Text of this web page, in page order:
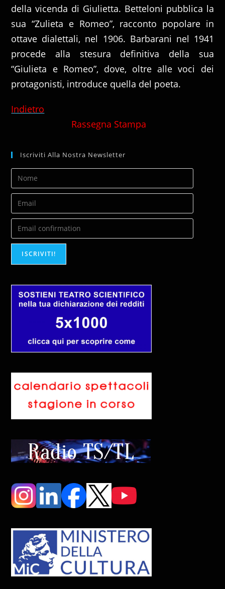
della vicenda di Giulietta. Betteloni pubblica la
sua “Zulieta e Romeo”, racconto popolare in
ottave dialettali, nel 1906. Barbarani nel 1941
procede alla stesura definitiva della sua
“Giulieta e Romeo”, dove, oltre alle voci dei
protagonisti, introduce quella del poeta.
Indietro
Rassegna Stampa
Iscriviti Alla Nostra Newsletter
ISCRIVITI!